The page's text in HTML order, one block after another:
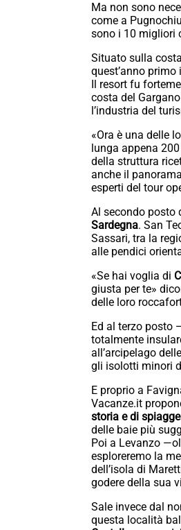
Ma non sono
come a
sono i 10 migliori
Situato sulla
quest’anno
Il resort fu
costa del
l’industria del
«Ora è una delle
lunga appena
della struttura
anche il
esperti del tour
Al secondo posto
Sardegna. San
Sassari, tra la
alle pendici
«Se hai voglia di
giusta per te»
delle loro
Ed al terzo posto
totalmente
all’arcipelago delle
gli isolotti minori
E proprio a
Vacanze.it
storia e di
delle baie più
Poi a Levanzo
esploreremo la
dell’isola di
godere della sua
Sale invece dal
questa località